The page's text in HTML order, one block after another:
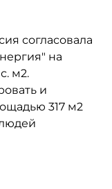
согласовала
на
м2.
и
317 м2